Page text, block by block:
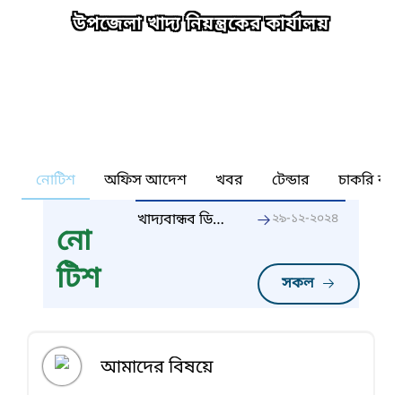
উপজেলা খাদ্য নিয়ন্ত্রকের কার্যালয়
নোটিশ অফিস আদেশ খবর টেন্ডার চাকরি
নো
টিশ
সকল
খাদ্যবান্ধব ডিলার
২৯-১২-২০২৪
আমাদের বিষয়ে